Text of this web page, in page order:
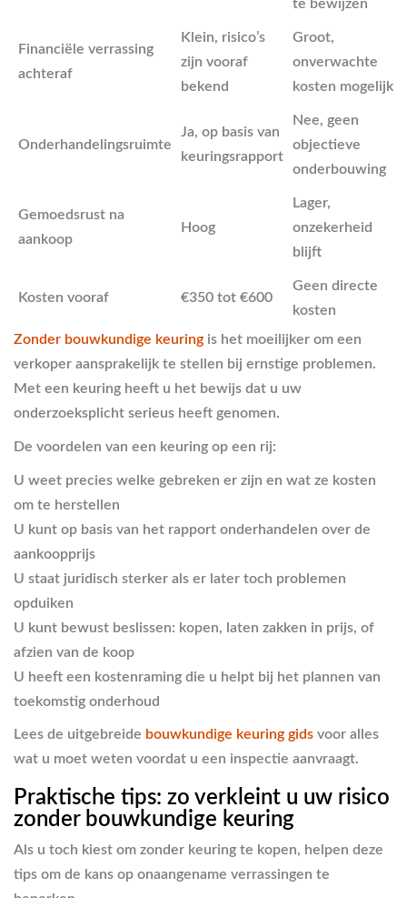
te bewijzen
Financiële verrassing
achteraf
Klein, risico’s
zijn vooraf
bekend
Groot,
onverwachte
kosten mogelijk
Onderhandelingsruimte
Ja, op basis van
keuringsrapport
Nee, geen
objectieve
onderbouwing
Gemoedsrust na
aankoop
Hoog
Lager,
onzekerheid
blijft
Kosten vooraf €350 tot €600
Geen directe
kosten
Zonder bouwkundige keuring is het moeilijker om een
verkoper aansprakelijk te stellen bij ernstige problemen.
Met een keuring heeft u het bewijs dat u uw
onderzoeksplicht serieus heeft genomen.
De voordelen van een keuring op een rij:
U weet precies welke gebreken er zijn en wat ze kosten
om te herstellen
U kunt op basis van het rapport onderhandelen over de
aankoopprijs
U staat juridisch sterker als er later toch problemen
opduiken
U kunt bewust beslissen: kopen, laten zakken in prijs, of
afzien van de koop
U heeft een kostenraming die u helpt bij het plannen van
toekomstig onderhoud
Lees de uitgebreide bouwkundige keuring gids voor alles
wat u moet weten voordat u een inspectie aanvraagt.
Praktische tips: zo verkleint u uw risico
zonder bouwkundige keuring
Als u toch kiest om zonder keuring te kopen, helpen deze
tips om de kans op onaangename verrassingen te